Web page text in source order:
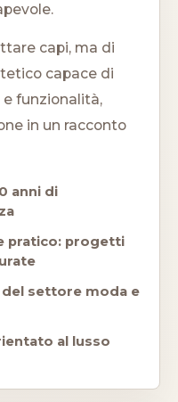
capi, ma di
capace di
funzionalità,
in un racconto
anni di
pratico: progetti
settore moda e
al lusso